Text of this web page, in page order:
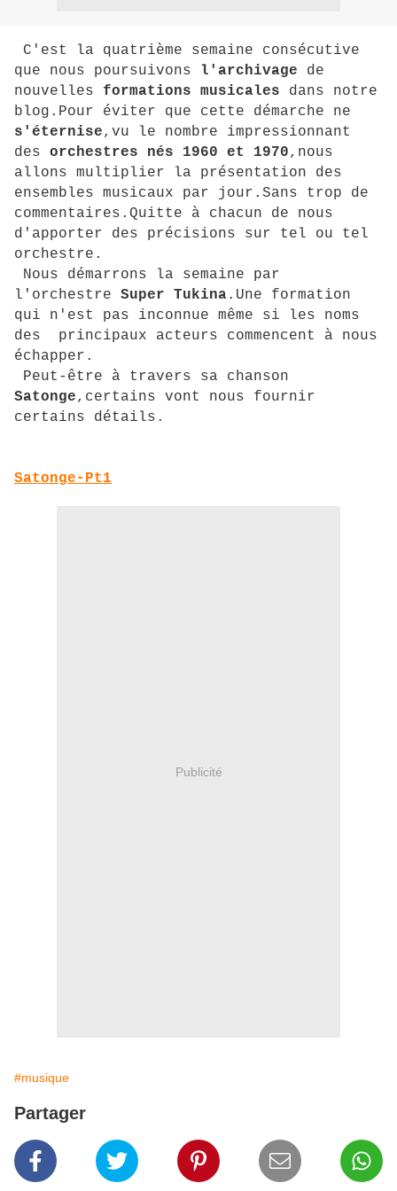
C'est la quatrième semaine consécutive
que nous poursuivons l'archivage de
nouvelles formations musicales dans notre
blog.Pour éviter que cette démarche ne
s'éternise,vu le nombre impressionnant
des orchestres nés 1960 et 1970,nous
allons multiplier la présentation des
ensembles musicaux par jour.Sans trop de
commentaires.Quitte à chacun de nous
d'apporter des précisions sur tel ou tel
orchestre.
Nous démarrons la semaine par
l'orchestre Super Tukina.Une formation
qui n'est pas inconnue même si les noms
des principaux acteurs commencent à nous
échapper.
Peut-être à travers sa chanson
Satonge,certains vont nous fournir
certains détails.
Satonge-Pt1
Publicité
#musique
Partager